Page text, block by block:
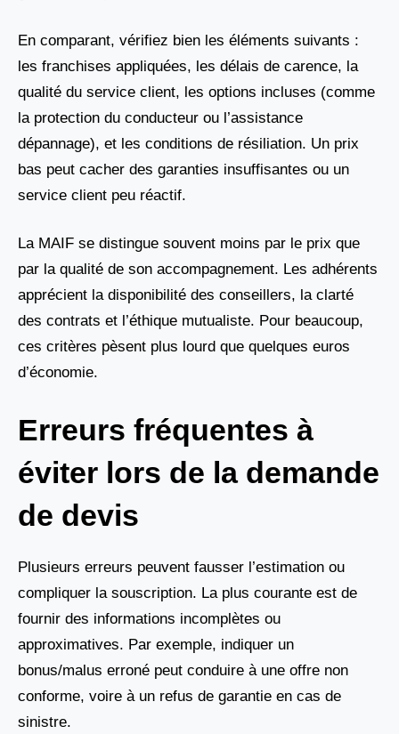
En comparant, vérifiez bien les éléments suivants :
les franchises appliquées, les délais de carence, la
qualité du service client, les options incluses (comme
la protection du conducteur ou l’assistance
dépannage), et les conditions de résiliation. Un prix
bas peut cacher des garanties insuffisantes ou un
service client peu réactif.
La MAIF se distingue souvent moins par le prix que
par la qualité de son accompagnement. Les adhérents
apprécient la disponibilité des conseillers, la clarté
des contrats et l’éthique mutualiste. Pour beaucoup,
ces critères pèsent plus lourd que quelques euros
d’économie.
Erreurs fréquentes à
éviter lors de la demande
de devis
Plusieurs erreurs peuvent fausser l’estimation ou
compliquer la souscription. La plus courante est de
fournir des informations incomplètes ou
approximatives. Par exemple, indiquer un
bonus/malus erroné peut conduire à une offre non
conforme, voire à un refus de garantie en cas de
sinistre.